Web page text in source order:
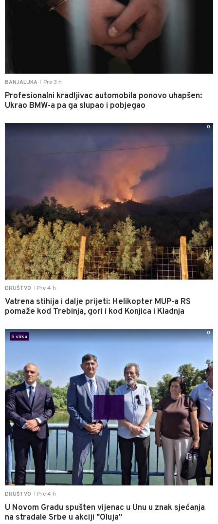
BANJALUKA Pre 3 h
Profesionalni kradljivac automobila ponovo uhapšen:
Ukrao BMW-a pa ga slupao i pobjegao
DRUŠTVO Pre 4 h
Vatrena stihija i dalje prijeti: Helikopter MUP-a RS
pomaže kod Trebinja, gori i kod Konjica i Kladnja
0
DRUŠTVO Pre 4 h
U Novom Gradu spušten vijenac u Unu u znak sjećanja
na stradale Srbe u akciji "Oluja"
5 slika
0